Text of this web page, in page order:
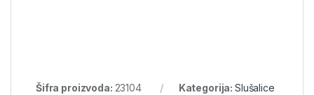
Šifra proizvoda: 23104 Kategorija: Slušalice